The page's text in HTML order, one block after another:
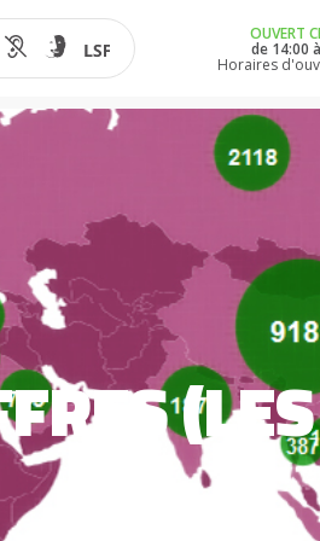
OUVERT
de 14:00 à
Horaires
(LES